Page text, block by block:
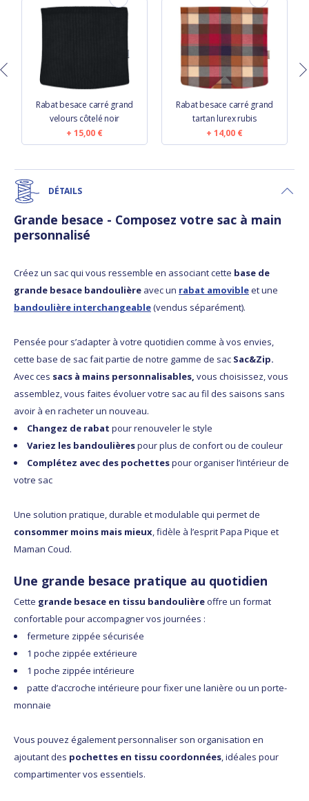
Rabat besace carré grand
velours côtelé noir
15,00 €
Rabat besace carré grand
tartan lurex rubis
14,00 €
DÉTAILS
Grande besace - Composez votre sac à main
personnalisé
Créez un sac qui vous ressemble en associant cette base de
grande besace bandoulière avec un rabat amovibleet une
bandoulière interchangeable(vendus séparément).
Pensée pour s’adapter à votre quotidien comme à vos envies,
cette base de sac fait partie de notre gamme de sac Sac&Zip.
Avec ces sacs à mains personnalisables, vous choisissez, vous
assemblez, vous faites évoluer votre sac au fil des saisons sans
avoir à en racheter un nouveau.
Changez de rabat pour renouveler le style
Variez les bandoulièrespour plus de confort ou de couleur
Complétez avec des pochettespour organiser l’intérieur de
votre sac
Une solution pratique, durable et modulable qui permet de
consommer moins mais mieux, fidèle à l’esprit Papa Pique et
Maman Coud.
Une grande besace pratique au quotidien
Cette grande besace en tissu bandoulièreoffre un format
confortable pour accompagner vos journées :
fermeture zippée sécurisée
1 poche zippée extérieure
1 poche zippée intérieure
patte d’accroche intérieure pour fixer une lanière ou un porte-
monnaie
Vous pouvez également personnaliser son organisation en
ajoutant des pochettes en tissu coordonnées, idéales pour
compartimenter vos essentiels.